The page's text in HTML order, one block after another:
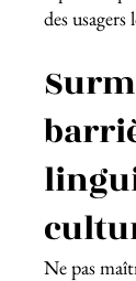
des usagers
Ne pas